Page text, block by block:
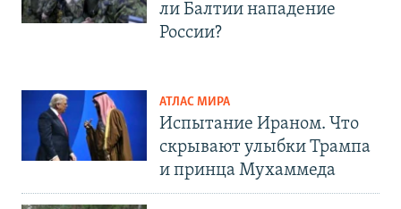
ли Балтии нападение
России?
АТЛАС МИРА
Испытание Ираном. Что
скрывают улыбки Трампа
и принца Мухаммеда